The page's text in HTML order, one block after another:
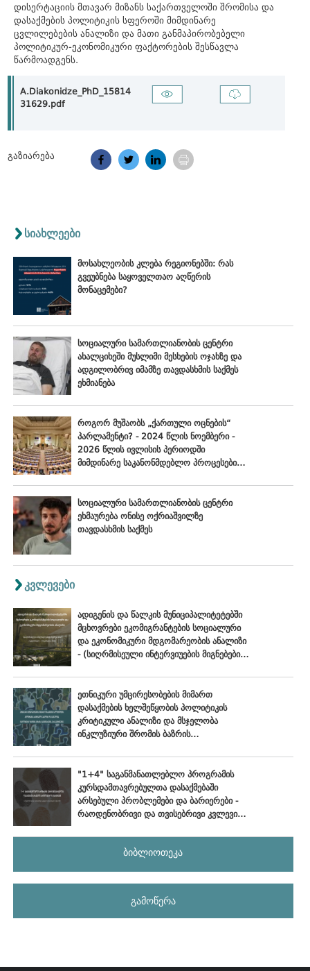
დისერტაციის მთავარ მიზანს საქართველოში შრომისა და
დასაქმების პოლიტიკის სფეროში მიმდინარე
ცვლილებების ანალიზი და მათი განმაპირობებელი
პოლიტიკურ-ეკონომიკური ფაქტორების შესწავლა
წარმოადგენს.
A.Diakonidze_PhD_15814
31629.pdf
გაზიარება
სიახლეები
მოსახლეობის კლება რეგიონებში: რას
გვეუბნება საყოველთაო აღწერის
მონაცემები?
სოციალური სამართლიანობის ცენტრი
ახალციხეში მუსლიმი მესხების ოჯახზე და
ადგილობრივ იმამზე თავდასხმის საქმეს
ეხმიანება
როგორ მუშაობს „ქართული ოცნების“
პარლამენტი? - 2024 წლის ნოემბერი -
2026 წლის ივლისის პერიოდში
მიმდინარე საკანონმდებლო პროცესების
სოციალური სამართლიანობის ცენტრი
ეხმაურება ონისე ოქრიაშვილზე
თავდასხმის საქმეს
კვლევები
ადიგენის და წალკის მუნიციპალიტეტებში
მცხოვრები ეკომიგრანტების სოციალური
და ეკონომიკური მდგომარეობის ანალიზი
- (სიღრმისეული ინტერვიუების მიგნებები),
ეთნიკური უმცირესობების მიმართ
დასაქმების ხელშეწყობის პოლიტიკის
კრიტიკული ანალიზი და მსჯელობა
ინკლუზიური შრომის ბაზრის
"1+4" საგანმანათლებლო პროგრამის
კურსდამთავრებულთა დასაქმებაში
არსებული პრობლემები და ბარიერები -
რაოდენობრივი და თვისებრივი კვლევის
ბიბლიოთეკა
გამოწერა